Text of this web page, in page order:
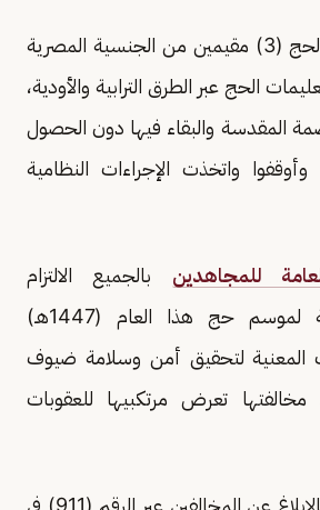
ضبطت قوات أمن الحج (3) مقيمين من الجنسية المصرية
الحج عبر الطرق الترابية والأودية،
المقدسة والبقاء فيها دون الحصول
واتخذت الإجراءات النظامية
للمجاهدين بالجميع الالتزام
بالتعليمات المنظمة لموسم حج هذا العام (1447هـ)
المعنية لتحقيق أمن وسلامة ضيوف
تعرض مرتكبيها للعقوبات
ودعت إلى المبادرة بالإبلاغ عن المخالفين عبر الرقم (911) في